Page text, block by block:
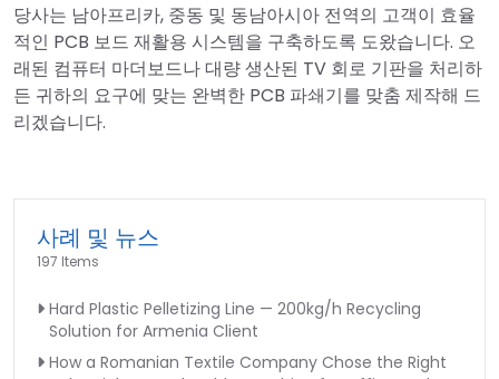
당사는 남아프리카, 중동 및 동남아시아 전역의 고객이 효율
적인 PCB 보드 재활용 시스템을 구축하도록 도왔습니다. 오
래된 컴퓨터 마더보드나 대량 생산된 TV 회로 기판을 처리하
든 귀하의 요구에 맞는 완벽한 PCB 파쇄기를 맞춤 제작해 드
리겠습니다.
사례 및 뉴스
197 Items
Hard Plastic Pelletizing Line — 200kg/h Recycling
Solution for Armenia Client
How a Romanian Textile Company Chose the Right